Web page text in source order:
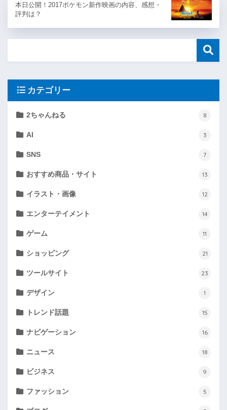
本日公開！2017ポケモン新作映画の内容、感想・
評判は？
カテゴリー
2ちゃんねる 8
AI 3
SNS 7
おすすめ商品・サイト 13
イラスト・画像 12
エンターテイメント 14
ゲーム 11
ショッピング 21
ツールサイト 23
デザイン 1
トレンド話題 15
ナビゲーション 16
ニュース 18
ビジネス 9
ファッション 5